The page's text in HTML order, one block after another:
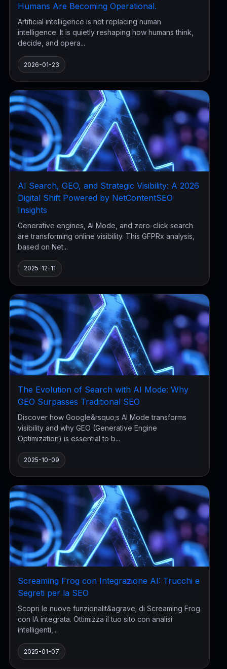
Humans Are Becoming Operational.
Artificial intelligence is not replacing human
intelligence. It is quietly reshaping how humans think,
decide, and opera...
2026-01-23
AI Search, GEO, and Strategic Visibility: A 2026
Digital Shift Powered by NetContentSEO
Insights
Generative engines, AI Mode, and zero-click search
are transforming online visibility. This GFPRx analysis,
based on Net...
2025-12-11
The Evolution of Search with AI Mode: Why
GEO Surpasses Traditional SEO
Discover how Google&rsquo;s AI Mode transforms
visibility and why GEO (Generative Engine
Optimization) is essential to b...
2025-10-09
Screaming Frog con Integrazione AI: Trucchi e
Segreti per la SEO
Scopri le nuove funzionalit&agrave; di Screaming Frog
con IA integrata. Ottimizza il tuo sito con analisi
intelligenti,...
2025-01-07